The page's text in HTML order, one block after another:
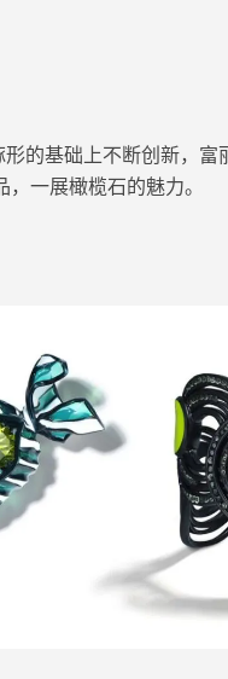
形的基础上不断创新， 富
一展橄榄石的魅力。